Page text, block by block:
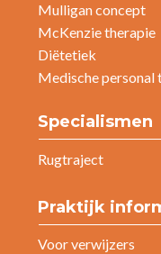
Mulligan concept
McKenzie therapie
Diëtetiek
Medische personal
Specialismen
Rugtraject
Praktijk
Voor verwijzers